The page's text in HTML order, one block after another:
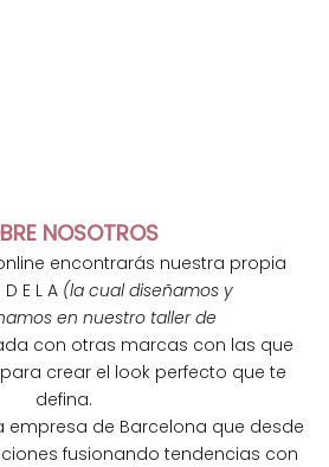
NOSOTROS
encontrarás nuestra propia
E L A (la cual diseñamos y
en nuestro taller de
con otras marcas con las que
crear el look perfecto que te
defina.
empresa de Barcelona que desde
fusionando tendencias con